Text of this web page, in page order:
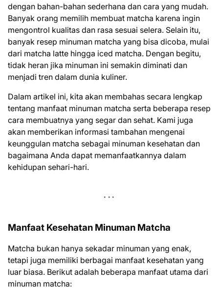
dengan bahan-bahan sederhana dan cara yang mudah.
Banyak orang memilih membuat matcha karena ingin
mengontrol kualitas dan rasa sesuai selera. Selain itu,
banyak resep minuman matcha yang bisa dicoba, mulai
dari matcha latte hingga iced matcha. Dengan begitu,
tidak heran jika minuman ini semakin diminati dan
menjadi tren dalam dunia kuliner.
Dalam artikel ini, kita akan membahas secara lengkap
tentang manfaat minuman matcha serta beberapa resep
cara membuatnya yang segar dan sehat. Kami juga
akan memberikan informasi tambahan mengenai
keunggulan matcha sebagai minuman kesehatan dan
bagaimana Anda dapat memanfaatkannya dalam
kehidupan sehari-hari.
Manfaat Kesehatan Minuman Matcha
Matcha bukan hanya sekadar minuman yang enak,
tetapi juga memiliki berbagai manfaat kesehatan yang
luar biasa. Berikut adalah beberapa manfaat utama dari
minuman matcha: